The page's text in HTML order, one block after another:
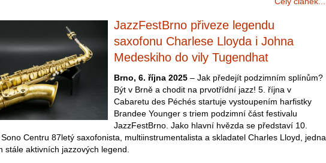
JazzFestBrno přiveze legendu
saxofonu Charlese Lloyda i Johna
Medeskiho do vily Tugendhat
Brno, 6. října 2025 – Jak předejít podzimním splínům?
Být v Brně a chodit na prvotřídní jazz! 5. října v
Cabaretu des Péchés startuje vystoupením harfistky
Brandee Younger s triem podzimní část festivalu
JazzFestBrno. Jako hlavní hvězda se představí 10.
Centru 87letý saxofonista, multiinstrumentalista a skladatel Charles Lloyd, jedna
stále aktivních jazzových legend.